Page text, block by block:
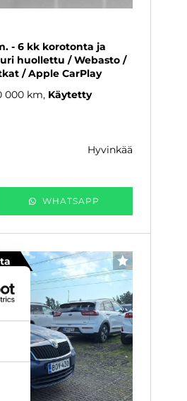
- 6 kk korotonta ja
huollettu / Webasto /
/ Apple CarPlay
000 km Käytetty
hyvinkää
WHATSAPP
SUOSIKKI